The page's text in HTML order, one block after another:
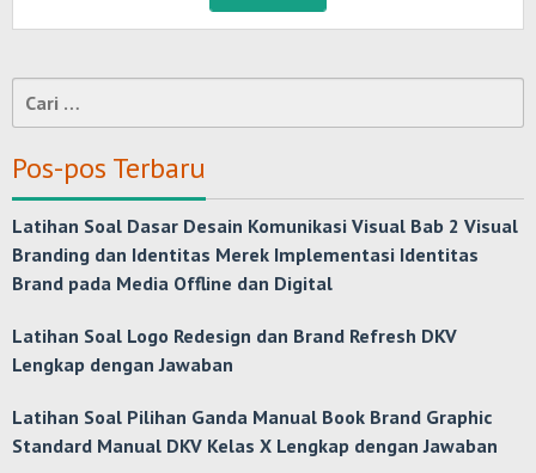
Cari
untuk:
Pos-pos Terbaru
Latihan Soal Dasar Desain Komunikasi Visual Bab 2 Visual
Branding dan Identitas Merek Implementasi Identitas
Brand pada Media Offline dan Digital
Latihan Soal Logo Redesign dan Brand Refresh DKV
Lengkap dengan Jawaban
Latihan Soal Pilihan Ganda Manual Book Brand Graphic
Standard Manual DKV Kelas X Lengkap dengan Jawaban